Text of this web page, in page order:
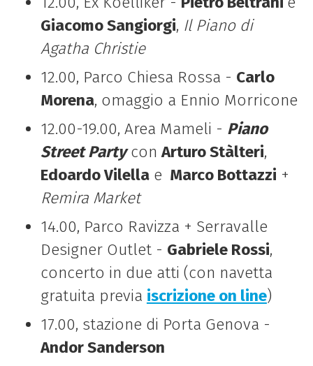
Giacomo Sangiorgi, Il Piano di
Agatha Christie
12.00, Parco Chiesa Rossa - Carlo
Morena, omaggio a Ennio Morricone
12.00-19.00, Area Mameli - Piano
Street PartyconArturo Stàlteri,
Edoardo Vilellae Marco Bottazzi +
Remira Market
14.00, Parco Ravizza + Serravalle
Designer Outlet - Gabriele Rossi,
concerto in due atti (con navetta
gratuita previa iscrizione on line)
17.00, stazione di Porta Genova -
Andor Sanderson